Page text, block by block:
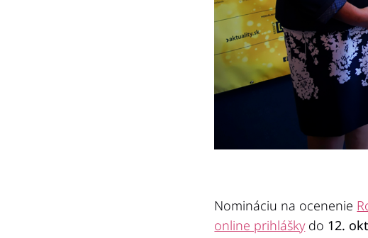
Nomináciu na ocenenie
online prihláškydo 12.